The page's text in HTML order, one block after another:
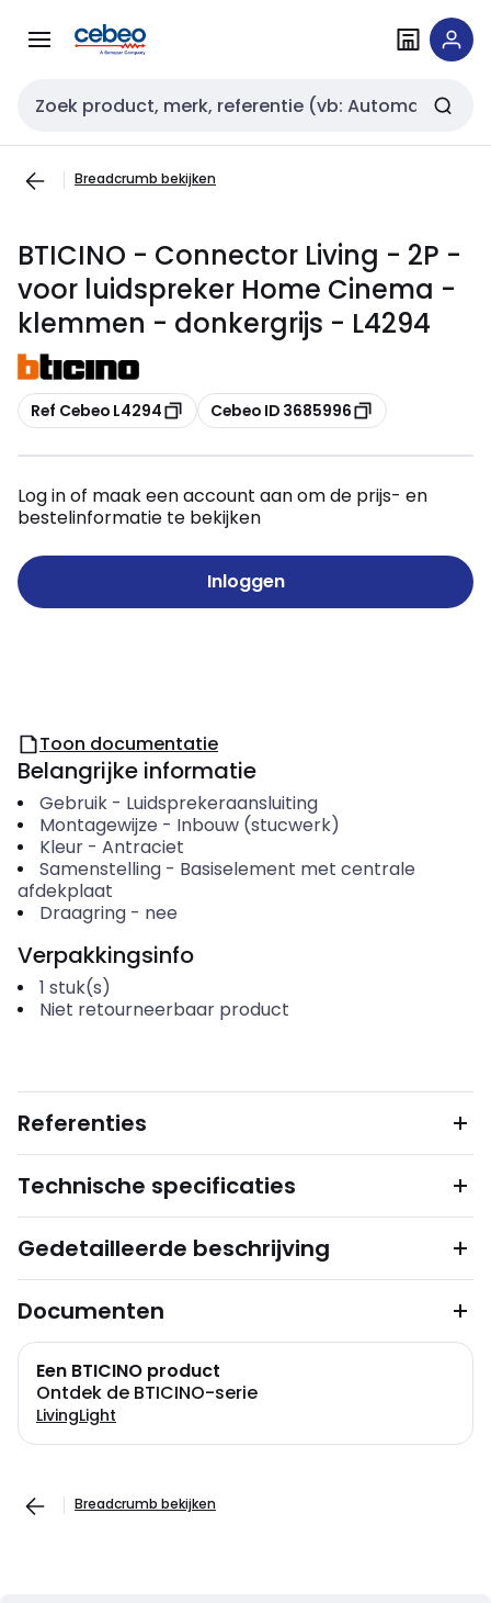
naar
naar
Zoekveld invoer
Breadcrumb bekijken
BTICINO - Connector Living - 2P -
voor luidspreker Home Cinema -
klemmen - donkergrijs - L4294
Kopiëren
Ref Cebeo L4294 Kopiëren
Cebeo ID 3685996
Log in of maak een account aan om de prijs- en
bestelinformatie te bekijken
Inloggen
Toon documentatie
Belangrijke informatie
Gebruik- Luidsprekeraansluiting
Montagewijze - Inbouw (stucwerk)
Kleur- Antraciet
Samenstelling- Basiselement met centrale
afdekplaat
Draagring- nee
Verpakkingsinfo
1 stuk(s)
Niet retourneerbaar product
Referenties
Technische specificaties
Gedetailleerde beschrijving
Documenten
Een BTICINO product
Ontdek de BTICINO-serie
LivingLight
Breadcrumb bekijken